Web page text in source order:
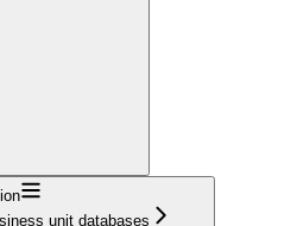
unit databases